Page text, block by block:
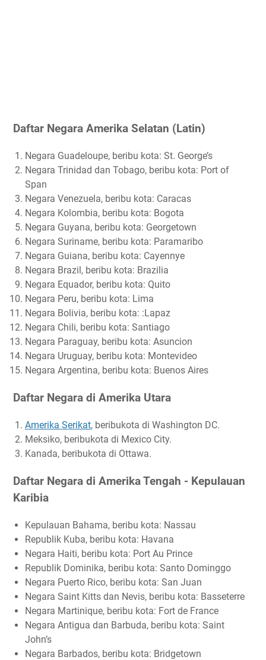
Daftar Negara Amerika Selatan (Latin)
Negara Guadeloupe, beribu kota: St. George’s
Negara Trinidad dan Tobago, beribu kota: Port of
Span
Negara Venezuela, beribu kota: Caracas
Negara Kolombia, beribu kota: Bogota
Negara Guyana, beribu kota: Georgetown
Negara Suriname, beribu kota: Paramaribo
Negara Guiana, beribu kota: Cayennye
Negara Brazil, beribu kota: Brazilia
Negara Equador, beribu kota: Quito
Negara Peru, beribu kota: Lima
Negara Bolivia, beribu kota: :Lapaz
Negara Chili, beribu kota: Santiago
Negara Paraguay, beribu kota: Asuncion
Negara Uruguay, beribu kota: Montevideo
Negara Argentina, beribu kota: Buenos Aires
Daftar Negara di Amerika Utara
Amerika Serikat, beribukota di Washington DC.
Meksiko, beribukota di Mexico City.
Kanada, beribukota di Ottawa.
Daftar Negara di Amerika Tengah - Kepulauan
Karibia
Kepulauan Bahama, beribu kota: Nassau
Republik Kuba, beribu kota: Havana
Negara Haiti, beribu kota: Port Au Prince
Republik Dominika, beribu kota: Santo Dominggo
Negara Puerto Rico, beribu kota: San Juan
Negara Saint Kitts dan Nevis, beribu kota: Basseterre
Negara Martinique, beribu kota: Fort de France
Negara Antigua dan Barbuda, beribu kota: Saint
John’s
Negara Barbados, beribu kota: Bridgetown